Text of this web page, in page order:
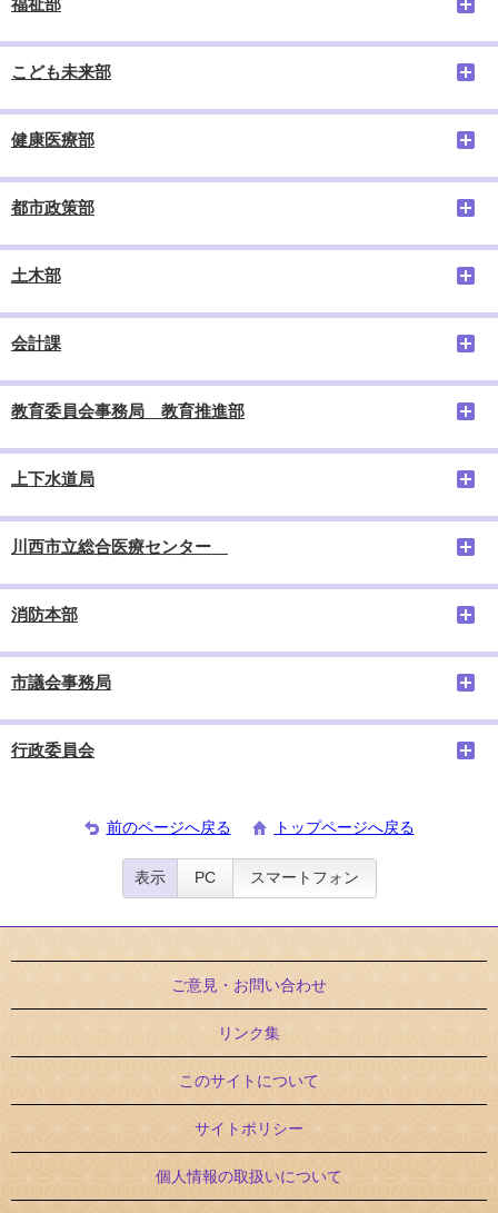
福祉部
こども未来部
健康医療部
都市政策部
土木部
会計課
教育委員会事務局 教育推進部
上下水道局
川西市立総合医療センター
消防本部
市議会事務局
行政委員会
前のページへ戻る トップページへ戻る
表示 PC スマートフォン
ご意見・お問い合わせ
リンク集
このサイトについて
サイトポリシー
個人情報の取扱いについて